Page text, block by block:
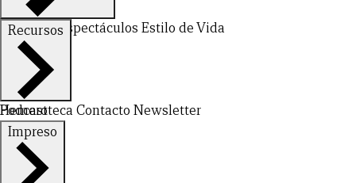
DeportesEspectáculos Estilo de Vida
Recursos
Hemeroteca Contacto Newsletter
Podcast
Impreso